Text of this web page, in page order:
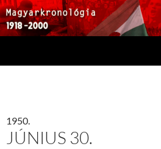
1950.
JÚNIUS 30.